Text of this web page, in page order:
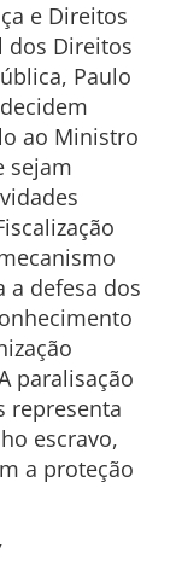
e Direitos
dos Direitos
Paulo
ao Ministro
sejam
a defesa dos
paralisação
representa
escravo,
a proteção